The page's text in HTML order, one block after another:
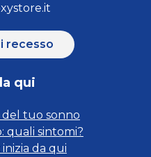
recesso
qui
tuo sonno
quali sintomi?
inizia da qui